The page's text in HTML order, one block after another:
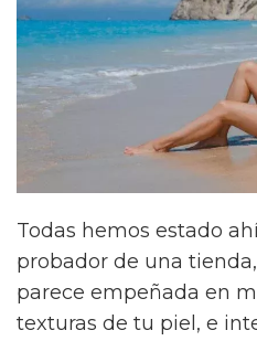
Todas hemos estado
probador de una
parece empeñada en
texturas de tu piel, e